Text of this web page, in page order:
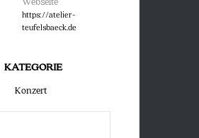
https://atelier-
teufelsbaeck.de
KATEGORIE
Konzert